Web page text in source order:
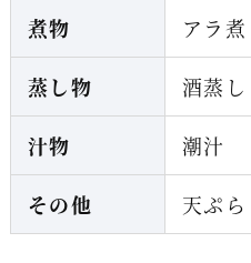
煮物 アラ煮
蒸し物 酒蒸し
汁物 潮汁
その他 天ぷら